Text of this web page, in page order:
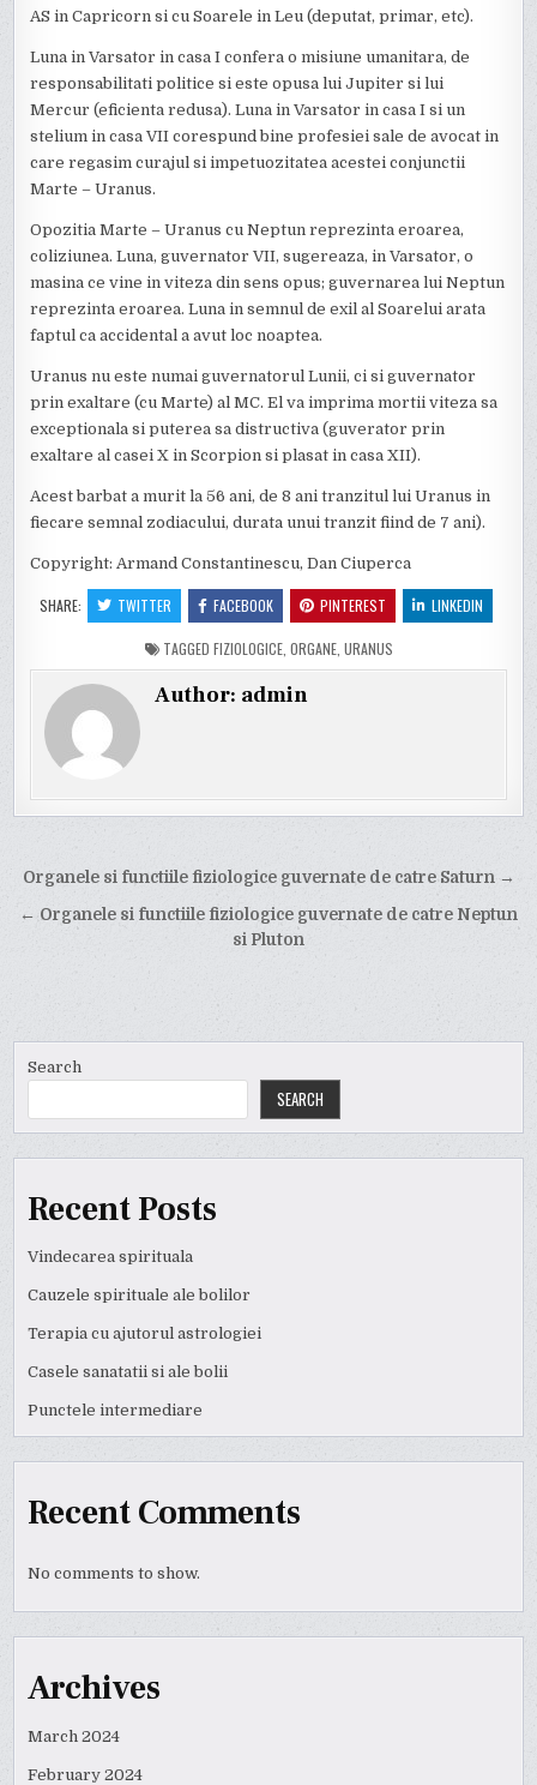
AS in Capricorn si cu Soarele in Leu (deputat, primar, etc).
Luna in Varsator in casa I confera o misiune umanitara, de
responsabilitati politice si este opusa lui Jupiter si lui
Mercur (eficienta redusa). Luna in Varsator in casa I si un
stelium in casa VII corespund bine profesiei sale de avocat in
care regasim curajul si impetuozitatea acestei conjunctii
Marte – Uranus.
Opozitia Marte – Uranus cu Neptun reprezinta eroarea,
coliziunea. Luna, guvernator VII, sugereaza, in Varsator, o
masina ce vine in viteza din sens opus; guvernarea lui Neptun
reprezinta eroarea. Luna in semnul de exil al Soarelui arata
faptul ca accidental a avut loc noaptea.
Uranus nu este numai guvernatorul Lunii, ci si guvernator
prin exaltare (cu Marte) al MC. El va imprima mortii viteza sa
exceptionala si puterea sa distructiva (guverator prin
exaltare al casei X in Scorpion si plasat in casa XII).
Acest barbat a murit la 56 ani, de 8 ani tranzitul lui Uranus in
fiecare semnal zodiacului, durata unui tranzit fiind de 7 ani).
Copyright: Armand Constantinescu, Dan Ciuperca
SHARE: TWITTER FACEBOOK PINTEREST LINKEDIN
TAGGED FIZIOLOGICE, ORGANE, URANUS
Author: admin
Post
navigation
Organele si functiile fiziologice guvernate de catre Saturn →
← Organele si functiile fiziologice guvernate de catre Neptun
si Pluton
Search
SEARCH
Recent Posts
Vindecarea spirituala
Cauzele spirituale ale bolilor
Terapia cu ajutorul astrologiei
Casele sanatatii si ale bolii
Punctele intermediare
Recent Comments
No comments to show.
Archives
March 2024
February 2024